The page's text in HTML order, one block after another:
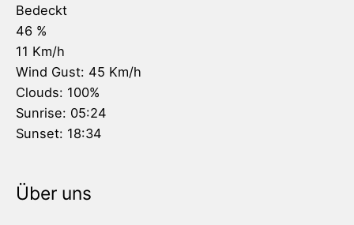
Bedeckt
46 %
11 Km/h
Wind Gust: 45 Km/h
Clouds: 100%
Sunrise: 05:24
Sunset: 18:34
Über uns